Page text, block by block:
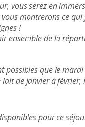
vous serez en
montrerons ce
!
ensemble de la
possibles que le
de janvier à février,
pour ce